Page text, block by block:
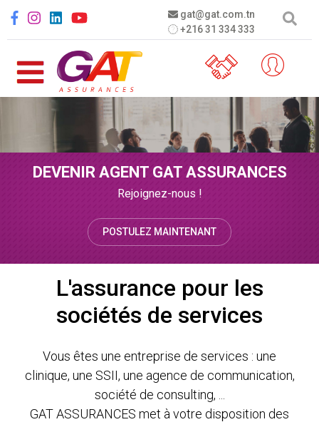
gat@gat.com.tn
+216 31 334 333
Social menu
DEVENIR AGENT GAT ASSURANCES
Rejoignez-nous !
POSTULEZ MAINTENANT
L'assurance pour les
sociétés de services
Vous êtes une entreprise de services : une
clinique, une SSII, une agence de communication,
société de consulting, ...
GAT ASSURANCES met à votre disposition des